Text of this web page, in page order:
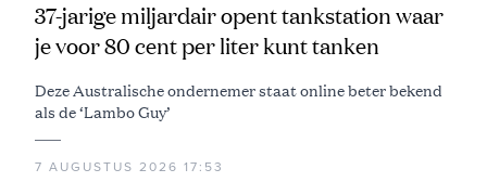
37-jarige miljardair opent tankstation waar
je voor 80 cent per liter kunt tanken
Deze Australische ondernemer staat online beter bekend
als de ‘Lambo Guy’
7 AUGUSTUS 2026 17:53